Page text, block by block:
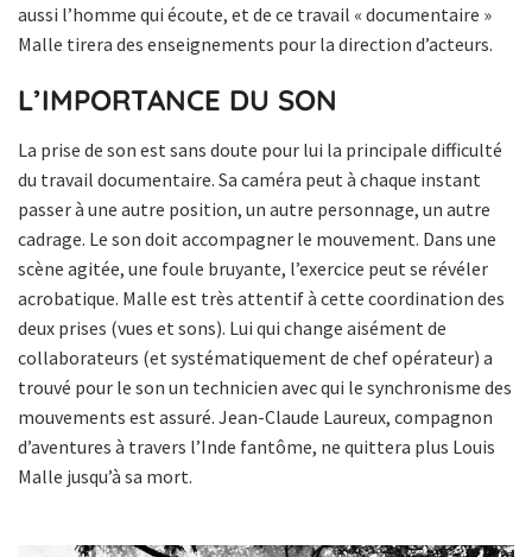
aussi l’homme qui écoute, et de ce travail « documentaire »
Malle tirera des enseignements pour la direction d’acteurs.
L’IMPORTANCE DU SON
La prise de son est sans doute pour lui la principale difficulté
du travail documentaire. Sa caméra peut à chaque instant
passer à une autre position, un autre personnage, un autre
cadrage. Le son doit accompagner le mouvement. Dans une
scène agitée, une foule bruyante, l’exercice peut se révéler
acrobatique. Malle est très attentif à cette coordination des
deux prises (vues et sons). Lui qui change aisément de
collaborateurs (et systématiquement de chef opérateur) a
trouvé pour le son un technicien avec qui le synchronisme des
mouvements est assuré. Jean-Claude Laureux, compagnon
d’aventures à travers l’Inde fantôme, ne quittera plus Louis
Malle jusqu’à sa mort.